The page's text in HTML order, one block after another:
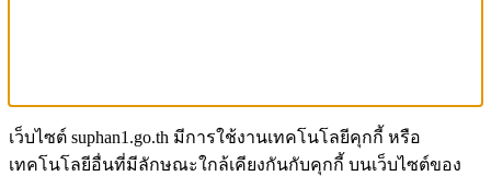
เว็บไซต์ suphan1.go.th มีการใช้งานเทคโนโลยีคุกกี้ หรือ
เทคโนโลยีอื่นที่มีลักษณะใกล้เคียงกันกับคุกกี้ บนเว็บไซต์ของ